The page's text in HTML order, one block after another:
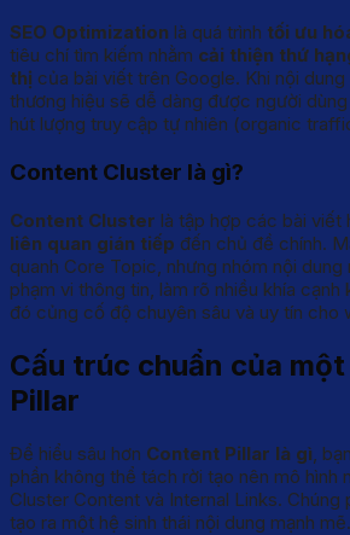
SEO Optimization là quá trình tối ưu
tiêu chí tìm kiếm nhằm cải thiện thứ
thị của bài viết trên Google. Khi nội
thương hiệu sẽ dễ dàng được người
hút lượng truy cập tự nhiên (organic
Content Cluster là gì?
Content Cluster là tập hợp các bài viết
liên quan gián tiếp đến chủ đề chính.
quanh Core Topic, nhưng nhóm nội dung
phạm vi thông tin, làm rõ nhiều khía
đó củng cố độ chuyên sâu và uy tín cho
Cấu trúc chuẩn của
Pillar
Để hiểu sâu hơn Content Pillar là gì ,
phần không thể tách rời tạo nên mô hình
Cluster Content và Internal Links. Chúng
tạo ra một hệ sinh thái nội dung mạnh mẽ.